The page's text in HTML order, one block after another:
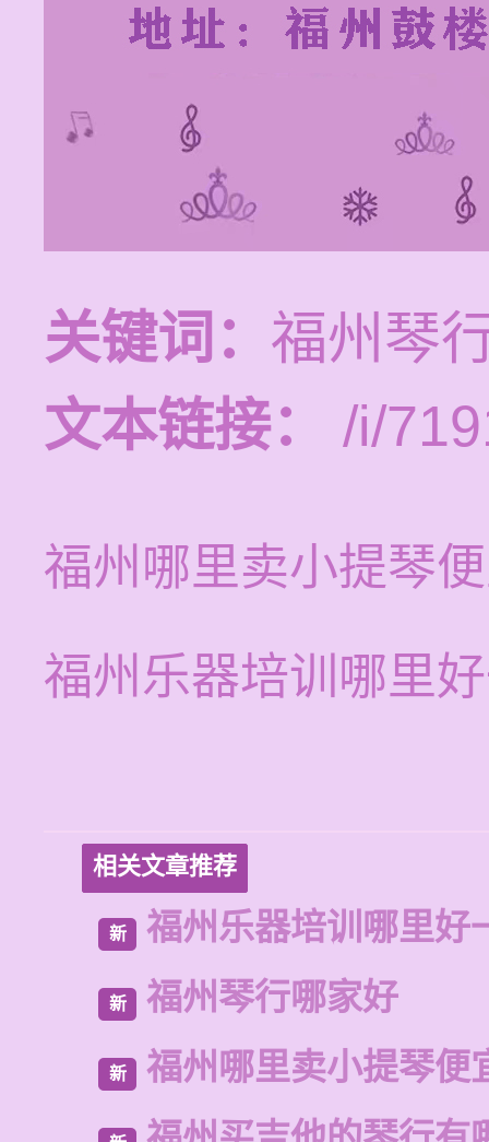
关键词： 福州琴
文本链接：
/i/
福州哪里卖小提琴
福州乐器培训哪里
相关文章推荐
新 福州乐器培训哪里好
新 福州琴行哪家好
新 福州哪里卖小提琴便